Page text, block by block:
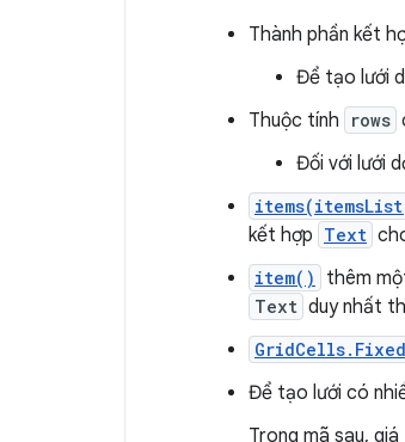
Thành phần kết
Để tạo lưới
Thuộc tính
rows
Đối với lưới
kết hợp Text
item() thêm
Text duy nhất
GridCells.Fixed
Để tạo lưới có
Trong mã sau,